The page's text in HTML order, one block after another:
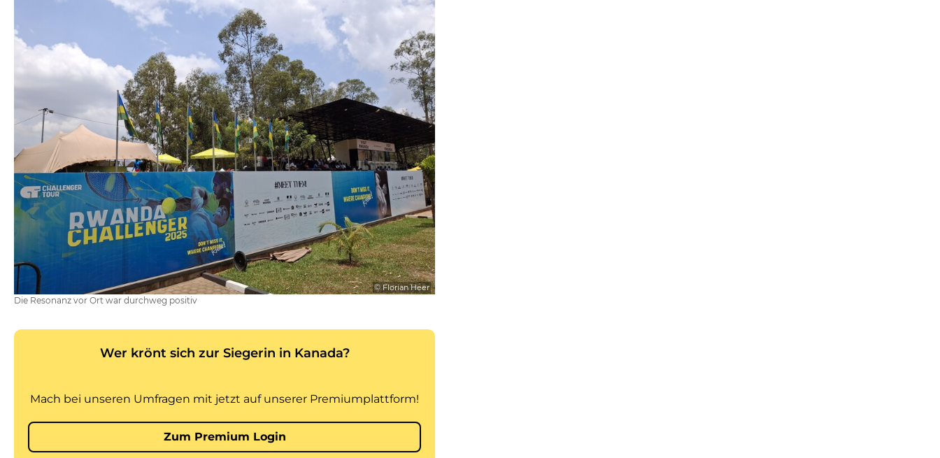
© Florian Heer
Die Resonanz vor Ort war durchweg positiv